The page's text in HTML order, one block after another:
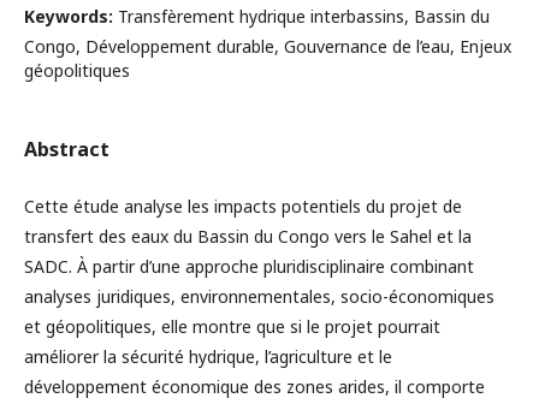
Keywords: Transfèrement hydrique interbassins, Bassin du
Congo, Développement durable, Gouvernance de l’eau, Enjeux
géopolitiques
Abstract
Cette étude analyse les impacts potentiels du projet de
transfert des eaux du Bassin du Congo vers le Sahel et la
SADC. À partir d’une approche pluridisciplinaire combinant
analyses juridiques, environnementales, socio-économiques
et géopolitiques, elle montre que si le projet pourrait
améliorer la sécurité hydrique, l’agriculture et le
développement économique des zones arides, il comporte